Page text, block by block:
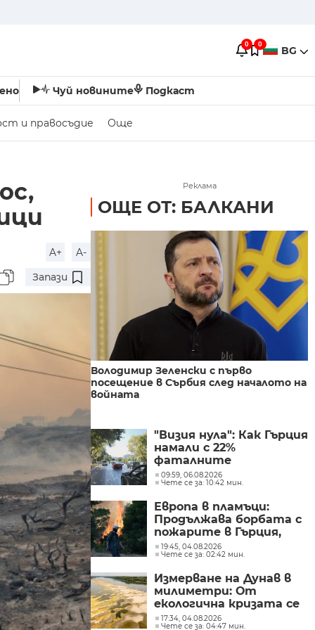
0 0 BG
Чуй новините Подкаст
и правосъдие Още
A+
A-
Запази
Реклама
ОЩЕ ОТ: БАЛКАНИ
Володимир Зеленски с първо
посещение в Сърбия след началото на
войната
"Визия нула": Как Гърция
намали с 22%
фаталните
катастрофи по
пътищата в страната
09:59, 06.08.2026
Чете се за: 10:42 мин.
Европа в пламъци:
Продължава борбата с
пожарите в Гърция,
Испания и Нидерландия
19:45, 04.08.2026
Чете се за: 02:42 мин.
Измерване на Дунав в
милиметри: От
екологична кризата се
превръща в
17:34, 04.08.2026
Чете се за: 04:47 мин.